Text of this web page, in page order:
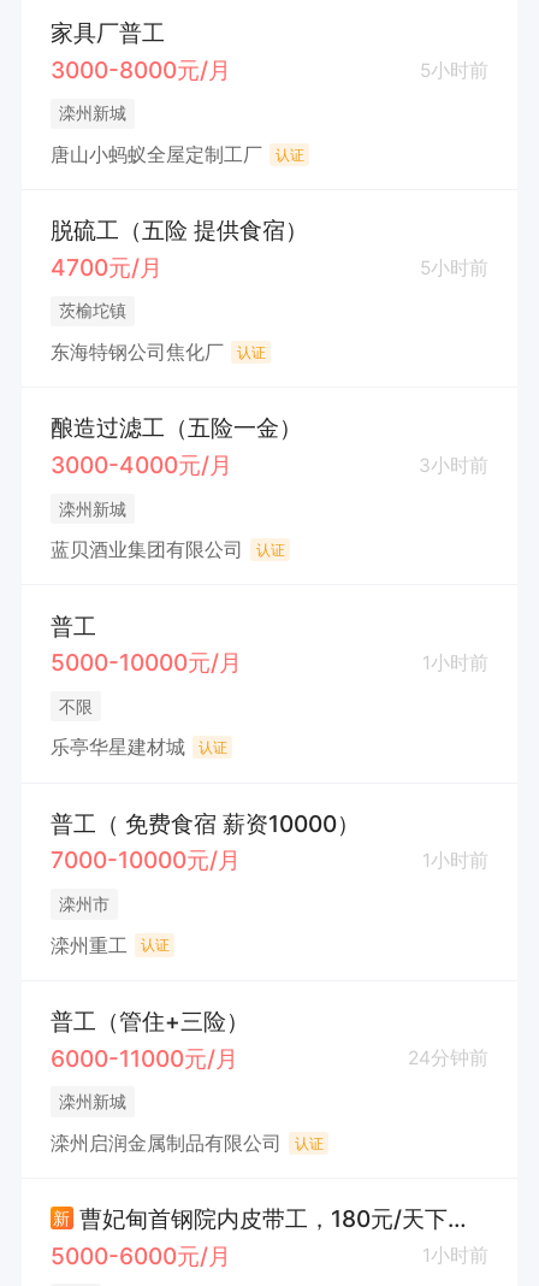
家具厂普工
3000-8000元/月
5小时前
滦州新城
唐山小蚂蚁全屋定制工厂 认证
脱硫工（五险 提供食宿）
4700元/月
5小时前
茨榆坨镇
东海特钢公司焦化厂 认证
酿造过滤工（五险一金）
3000-4000元/月
3小时前
滦州新城
蓝贝酒业集团有限公司 认证
普工
5000-10000元/月
1小时前
不限
乐亭华星建材城 认证
普工（ 免费食宿 薪资10000）
7000-10000元/月
1小时前
滦州市
滦州重工 认证
普工（管住+三险）
6000-11000元/月
24分钟前
滦州新城
滦州启润金属制品有限公司 认证
新
曹妃甸首钢院内皮带工，180元/天下班结账
5000-6000元/月
1小时前